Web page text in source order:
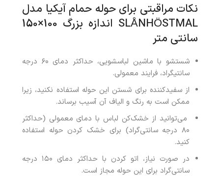
نکات مراقبتی برای حوله حمام آیکیا مدل
SLÅNHÖSTMAL اندازه بزرگ 100×150
سانتی متر
شستشو با ماشین لباسشویی، حداکثر دمای ۶۰ درجه
سانتیگراد، فرایند معمولی.
از سفیدکننده برای شستن این حوله استفاده نکنید، زیرا
ممکن است به رنگ و الیاف آن آسیب برساند.
می‌توانید از خشک‌کن لباس با دمای معمولی (حداکثر
۸۰ درجه سانتی‌گراد) برای خشک کردن حوله استفاده
کنید.
در صورت نیاز، اتو کردن با حداکثر دمای ۱۵۰ درجه
سانتی‌گراد برای این حوله مجاز است.